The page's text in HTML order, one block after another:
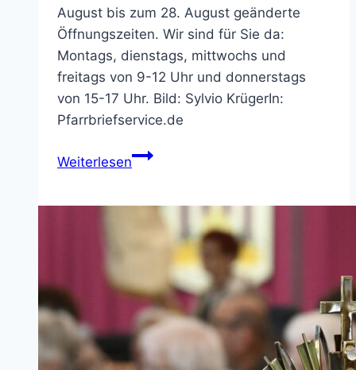
August bis zum 28. August geänderte
Öffnungszeiten. Wir sind für Sie da:
Montags, dienstags, mittwochs und
freitags von 9-12 Uhr und donnerstags
von 15-17 Uhr. Bild: Sylvio KrügerIn:
Pfarrbriefservice.de
WeiterlesenPfarrbüro
geänderte
Öffnungszeiten